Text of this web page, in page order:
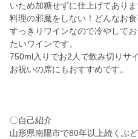
いため加糖せずに仕上げてありま
料理の邪魔をしない！どんなお
すっきりワインなので冷やして
たいワインです。
750ml入りでお2人で飲み切りサイ
お祝いの席にもおすすめです。
〇自己紹介
山形県南陽市で80年以上続くぶど